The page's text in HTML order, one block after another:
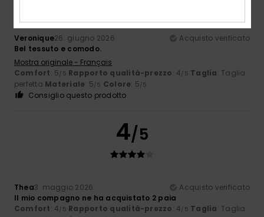
Veronique26. giugno 2026
Acquisto verificato
Bel tessuto e comodo.
Mostra originale - Français
Comfort: 5/5 Rapporto qualità-prezzo: 4/5 Taglia: Taglia
perfetta Materiale: 5/5 Colore: 5/5
Consiglio questo prodotto
4/5
Thea3. maggio 2026
Acquisto verificato
Il mio compagno ne ha acquistato 2 paia
Comfort: 4/5 Rapporto qualità-prezzo: 4/5 Taglia: Taglia